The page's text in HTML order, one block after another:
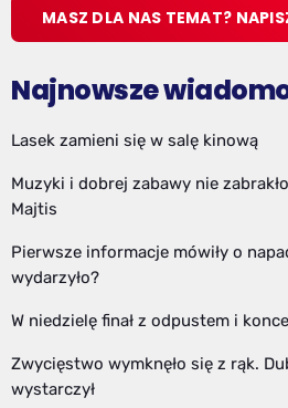
MASZ DLA NAS TEMAT?
Najnowsze
Lasek zamieni się w salę kinową
Muzyki i dobrej zabawy nie
Majtis
Pierwsze informacje mówiły o
wydarzyło?
W niedzielę finał z odpustem i
Zwycięstwo wymknęło się z rąk.
wystarczył